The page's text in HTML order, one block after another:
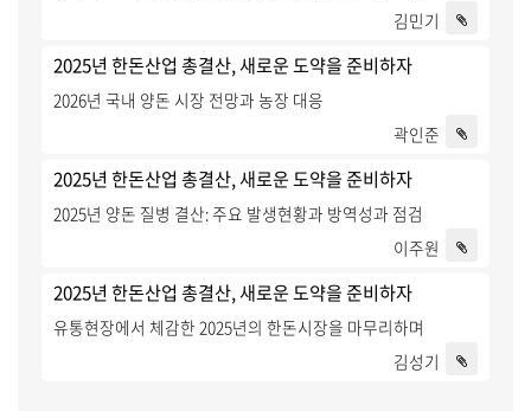
김민기
2025년 한돈산업 총결산, 새로운 도약을 준비하자
2026년 국내 양돈 시장 전망과 농장 대응
곽인준
2025년 한돈산업 총결산, 새로운 도약을 준비하자
2025년 양돈 질병 결산: 주요 발생현황과 방역성과 점검
이주원
2025년 한돈산업 총결산, 새로운 도약을 준비하자
유통현장에서 체감한 2025년의 한돈시장을 마무리하며
김성기